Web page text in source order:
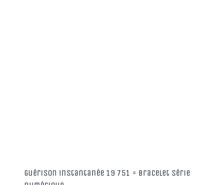
Guérison instantanée 19 751 = Bracelet série